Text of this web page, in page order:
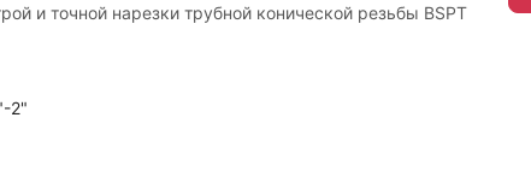
и точной нарезки трубной конической резьбы BSPT
2"